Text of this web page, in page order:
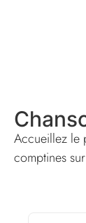
Accueillez le
comptines sur